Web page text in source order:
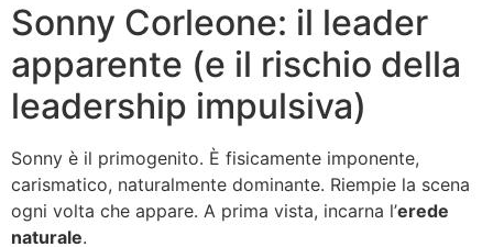
Sonny Corleone: il leader
apparente (e il rischio della
leadership impulsiva)
Sonny è il primogenito. È fisicamente imponente,
carismatico, naturalmente dominante. Riempie la scena
ogni volta che appare. A prima vista, incarna l’erede
naturale.